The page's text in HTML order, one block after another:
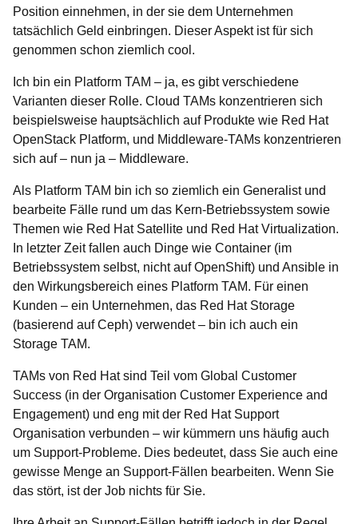
Position einnehmen, in der sie dem Unternehmen
tatsächlich Geld einbringen. Dieser Aspekt ist für sich
genommen schon ziemlich cool.
Ich bin ein Platform TAM – ja, es gibt verschiedene
Varianten dieser Rolle. Cloud TAMs konzentrieren sich
beispielsweise hauptsächlich auf Produkte wie Red Hat
OpenStack Platform, und Middleware-TAMs konzentrieren
sich auf – nun ja – Middleware.
Als Platform TAM bin ich so ziemlich ein Generalist und
bearbeite Fälle rund um das Kern-Betriebssystem sowie
Themen wie Red Hat Satellite und Red Hat Virtualization.
In letzter Zeit fallen auch Dinge wie Container (im
Betriebssystem selbst, nicht auf OpenShift) und Ansible in
den Wirkungsbereich eines Platform TAM. Für einen
Kunden – ein Unternehmen, das Red Hat Storage
(basierend auf Ceph) verwendet – bin ich auch ein
Storage TAM.
TAMs von Red Hat sind Teil vom Global Customer
Success (in der Organisation Customer Experience and
Engagement) und eng mit der Red Hat Support
Organisation verbunden – wir kümmern uns häufig auch
um Support-Probleme. Dies bedeutet, dass Sie auch eine
gewisse Menge an Support-Fällen bearbeiten. Wenn Sie
das stört, ist der Job nichts für Sie.